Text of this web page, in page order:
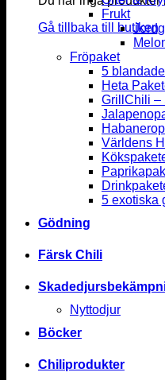
Gå tillbaka till butiken
Frukt
Fröpaket
5
Heta
GrillChili –
Världens
5 exotiska
Gödning
Färsk Chili
Nyttodjur
Böcker
Chiliprodukter